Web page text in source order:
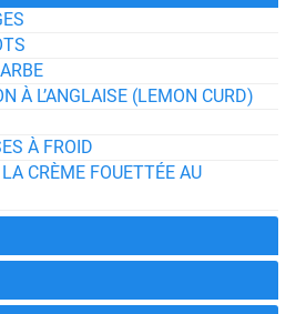
À L’ANGLAISE (LEMON CURD)
À FROID
CRÈME FOUETTÉE AU